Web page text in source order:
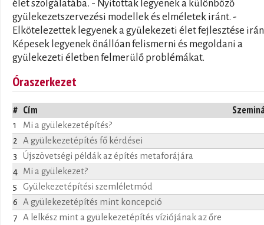
élet szolgálatába. - Nyitottak legyenek a különböző
gyülekezetszervezési modellek és elméletek iránt. -
Elkötelezettek legyenek a gyülekezeti élet fejlesztése
Képesek legyenek önállóan felismerni és megoldani a
gyülekezeti életben felmerülő problémákat.
Óraszerkezet
# Cím
1
Mi a gyülekezetépítés?
2
A gyülekezetépítés fő kérdései
3
Újszövetségi példák az építés metaforájára
4
Mi a gyülekezet?
5
Gyülekezetépítési szemléletmód
6
A gyülekezetépítés mint koncepció
7
A lelkész mint a gyülekezetépítés víziójának az őre